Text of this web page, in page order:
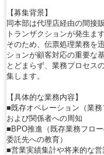
【募集背景】
同本部は代理店経由の間接
トランザクションが発生ます
そのため、伝票処理業務を
ションが顧客対応の重要な
とどまらず、業務プロセス
集します。
【具体的な業務内容】
■既存オペレーション（業
および関係者への周知
■BPO推進（既存業務フロ
委託先への教育）
■営業実績集計や将来的な